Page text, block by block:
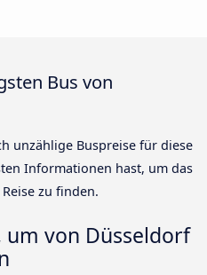
Bus von
unzählige Buspreise für diese
Informationen hast, um das
zu finden.
um von Düsseldorf